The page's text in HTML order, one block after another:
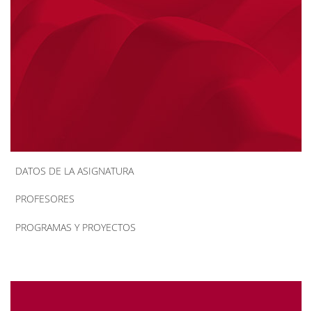
DATOS DE LA ASIGNATURA
PROFESORES
PROGRAMAS Y PROYECTOS